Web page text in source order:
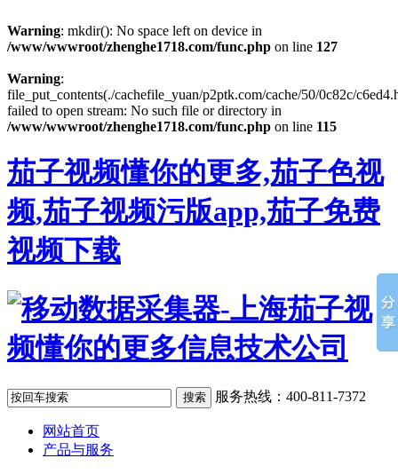
Warning: mkdir(): No space left on device in
/www/wwwroot/zhenghe1718.com/func.php on line 127
Warning:
file_put_contents(./cachefile_yuan/p2ptk.com/cache/50/0c82c/
failed to open stream: No such file or directory in
/www/wwwroot/zhenghe1718.com/func.php on line 115
茄子视频懂你的更多,茄子色视
频,茄子视频污版app,茄子免费
视频下载
服务热线：400-811-7372
网站首页
产品与服务